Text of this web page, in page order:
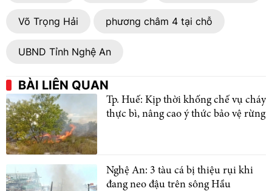
Võ Trọng Hải phương châm 4 tại chỗ
UBND Tỉnh Nghệ An
BÀI LIÊN QUAN
Tp. Huế: Kịp thời khống chế vụ cháy
thực bì, nâng cao ý thức bảo vệ rừng
Nghệ An: 3 tàu cá bị thiệu rụi khi
đang neo đậu trên sông Hầu